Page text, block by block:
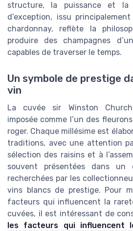
structure, la puissance et la
d’exception, issu
chardonnay, reflète la
produire des champagnes
capables de traverser le temps.
Un symbole de prestige
vin
La cuvée sir Winston
imposée comme l’un des
roger. Chaque millésime est
traditions, avec une attention
sélection des raisins et à
souvent présentées dans un
recherchées par les
vins blancs de prestige. Pour
facteurs qui influencent la
cuvées, il est intéressant de
les facteurs qui influencent